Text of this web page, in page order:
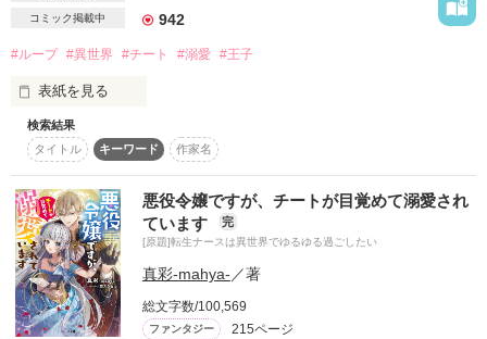
今度こそ死亡ルートを回避しようと努力するシャルロットだけ
て上手く行かない。
その回数すでに５回！
６回目の人生ではもう結婚しない！
そう決めていたシャルロットの下に、またしても求婚が。
相手はなんと、一度目の人生でシャルロットを殺した張本人で
──もう死にたくない！
シャルロットは生き残るために、婚約破棄を持ちかける。
なのに、エディロンは「お前を本当の妻にしたい」と甘く迫っ
てきて!?
コミック掲載中 942
#ループ #異世界 #チート #溺愛 #王子
表紙を見る
ロザンナ・エストリーナ。
ブロンドの髪に青い瞳。可愛らしい見た目から、幼少期は天使
と呼ばれる。
父親は宰相、十歳の時にアルベルト王子の花嫁候補に選ばれ、
誰もがその人生は輝かしきものになると思っていたが、
馬車事故で両親を亡くしてから、翳りが生じる。
検索結果
タイトル
キーワード 作家名
悪役令嬢ですが、チートが目覚めて溺愛され
ています
完
[原題]転生ナースは異世界でゆるゆる過ごしたい
真彩-mahya- ／著
総文字数/100,569
ファンタジー 215ページ